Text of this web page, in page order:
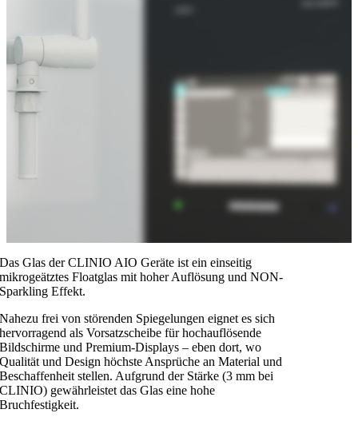
Das Glas der CLINIO AIO Geräte ist ein einseitig
mikrogeätztes Floatglas mit hoher Auflösung und NON-
Sparkling Effekt.
Nahezu frei von störenden Spiegelungen eignet es sich
hervorragend als Vorsatzscheibe für hochauflösende
Bildschirme und Premium-Displays – eben dort, wo
Qualität und Design höchste Ansprüche an Material und
Beschaffenheit stellen. Aufgrund der Stärke (3 mm bei
CLINIO) gewährleistet das Glas eine hohe
Bruchfestigkeit.